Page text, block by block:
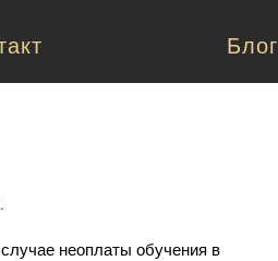
Блог
неоплаты обучения в